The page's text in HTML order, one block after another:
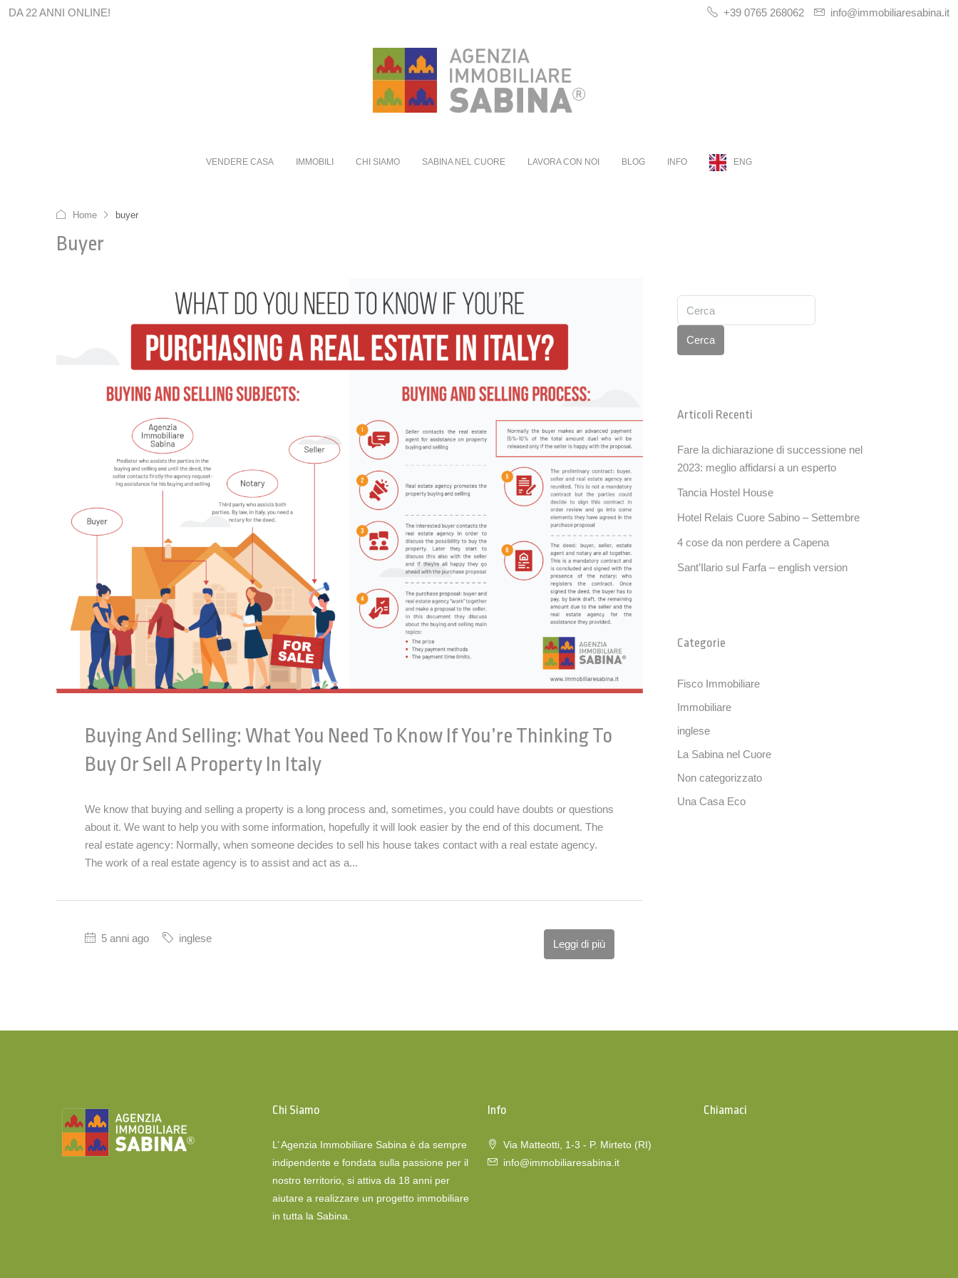
DA 22 ANNI ONLINE! +39 0765 268062 info@immobiliaresabina.it
VENDERE CASA IMMOBILI CHI SIAMO SABINA NEL CUORE LAVORA CON NOI BLOG INFO ENG
Home buyer
Buyer
Buying And Selling: What You Need To Know If You’re Thinking To
Buy Or Sell A Property In Italy
We know that buying and selling a property is a long process and, sometimes, you could have doubts or questions
about it. We want to help you with some information, hopefully it will look easier by the end of this document. The
real estate agency: Normally, when someone decides to sell his house takes contact with a real estate agency.
The work of a real estate agency is to assist and act as a...
5 anni ago inglese Leggi di più
Cerca
Articoli Recenti
Fare la dichiarazione di successione nel
2023: meglio affidarsi a un esperto
Tancia Hostel House
Hotel Relais Cuore Sabino – Settembre
4 cose da non perdere a Capena
Sant’Ilario sul Farfa – english version
Categorie
Fisco Immobiliare
Immobiliare
inglese
La Sabina nel Cuore
Non categorizzato
Una Casa Eco
Chi Siamo
L’ Agenzia Immobiliare Sabina è da sempre
indipendente e fondata sulla passione per il
nostro territorio, si attiva da 18 anni per
aiutare a realizzare un progetto immobiliare
in tutta la Sabina.
Info
Via Matteotti, 1-3 - P. Mirteto (RI)
info@immobiliaresabina.it
Chiamaci